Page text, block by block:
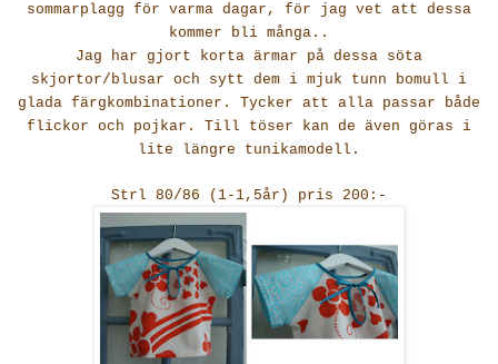
sommarplagg för varma dagar, för jag vet att dessa
kommer bli många..
Jag har gjort korta ärmar på dessa söta
skjortor/blusar och sytt dem i mjuk tunn bomull i
glada färgkombinationer. Tycker att alla passar både
flickor och pojkar. Till töser kan de även göras i
lite längre tunikamodell.
Strl 80/86 (1-1,5år) pris 200:-